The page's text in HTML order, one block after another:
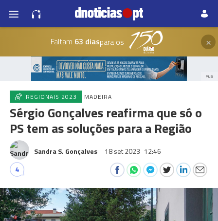
Faltam 63 diaspara os ×
PUB
REGIONAIS 2023 MADEIRA
Sérgio Gonçalves reafirma que só o
PS tem as soluções para a Região
Sandra S. Gonçalves 18 set 2023 12:46
4